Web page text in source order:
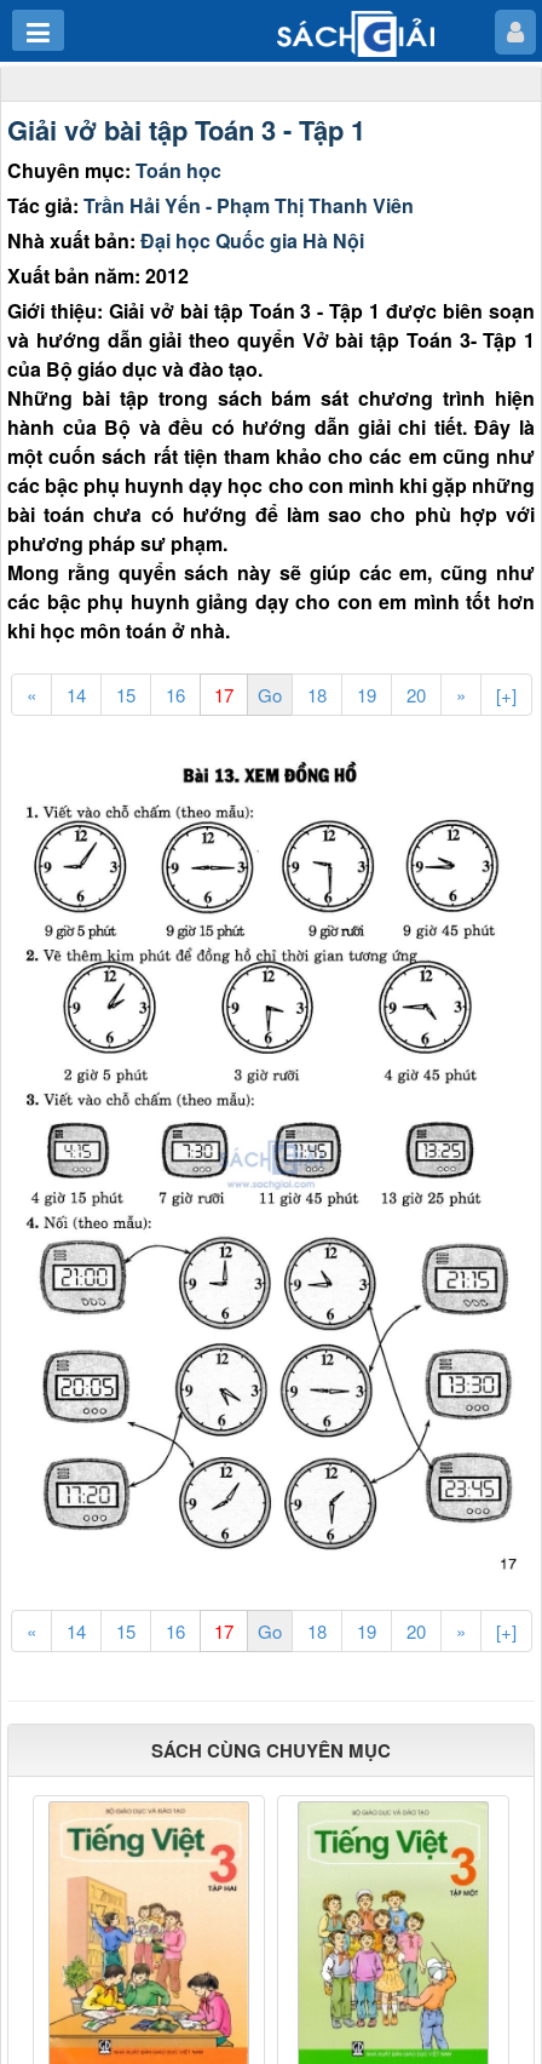
Giải vở bài tập Toán 3 - Tập 1
Chuyên mục: Toán học
Tác giả: Trần Hải Yến - Phạm Thị Thanh Viên
Nhà xuất bản: Đại học Quốc gia Hà Nội
Xuất bản năm: 2012
Giới thiệu: Giải vở bài tập Toán 3 - Tập 1 được biên soạn
và hướng dẫn giải theo quyển Vở bài tập Toán 3- Tập 1
của Bộ giáo dục và đào tạo.
Những bài tập trong sách bám sát chương trình hiện
hành của Bộ và đều có hướng dẫn giải chi tiết. Đây là
một cuốn sách rất tiện tham khảo cho các em cũng như
các bậc phụ huynh dạy học cho con mình khi gặp những
bài toán chưa có hướng để làm sao cho phù hợp với
phương pháp sư phạm.
Mong rằng quyển sách này sẽ giúp các em, cũng như
các bậc phụ huynh giảng dạy cho con em mình tốt hơn
khi học môn toán ở nhà.
« 14 15 16 18 19 20 » [+]
« 14 15 16 18 19 20 » [+]
SÁCH CÙNG CHUYÊN MỤC